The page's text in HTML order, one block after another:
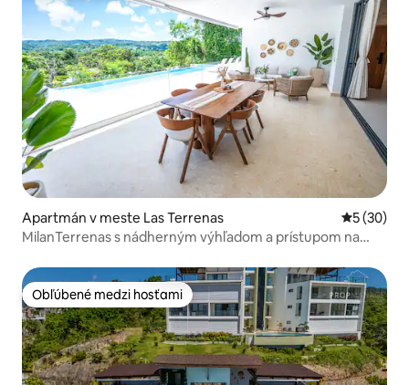
Apartmán v meste Las Terrenas
5 (30)
MilanTerrenas s nádherným výhľadom a prístupom na
Obľúbené medzi hosťami
Obľúbené medzi hosťami